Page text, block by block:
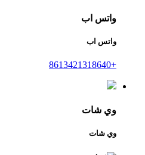
واتس اب
واتس اب
+8613421318640
وي شات
وي شات